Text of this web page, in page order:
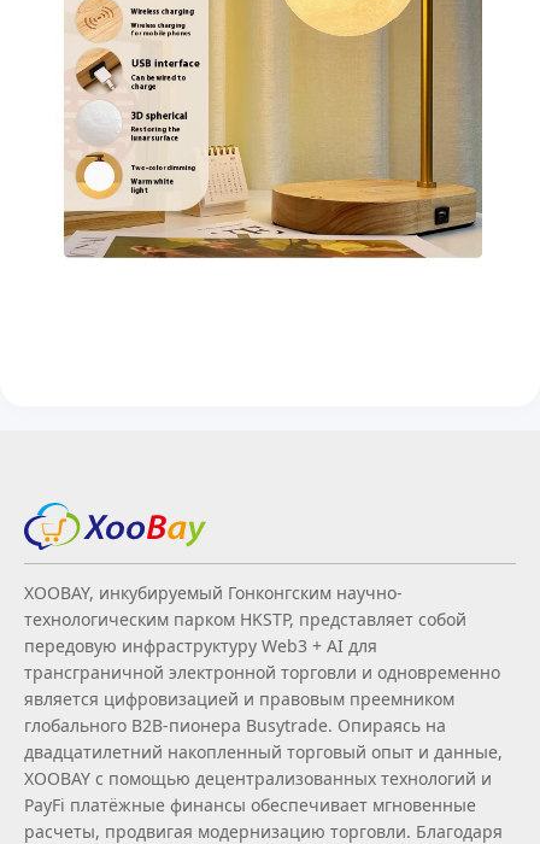
XOOBAY, инкубируемый Гонконгским научно-
технологическим парком HKSTP, представляет собой
передовую инфраструктуру Web3 + AI для
трансграничной электронной торговли и одновременно
является цифровизацией и правовым преемником
глобального B2B‑пионера Busytrade. Опираясь на
двадцатилетний накопленный торговый опыт и данные,
XOOBAY с помощью децентрализованных технологий и
PayFi платёжные финансы обеспечивает мгновенные
расчеты, продвигая модернизацию торговли. Благодаря